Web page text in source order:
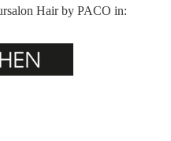
Hair by PACO in: